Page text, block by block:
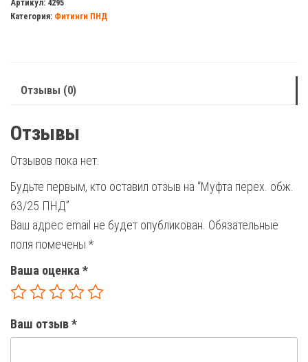
обж.
Артикул: 4295
Категория: Фитинги ПНД
Отзывы (0)
Отзывы
Отзывов пока нет.
Будьте первым, кто оставил отзыв на “Муфта перех. обж.
63/25 ПНД”
Ваш адрес email не будет опубликован. Обязательные
поля помечены *
Ваша оценка *
Ваш отзыв*